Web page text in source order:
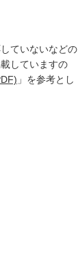
ていないなどの
していますの
」を参考とし
あ